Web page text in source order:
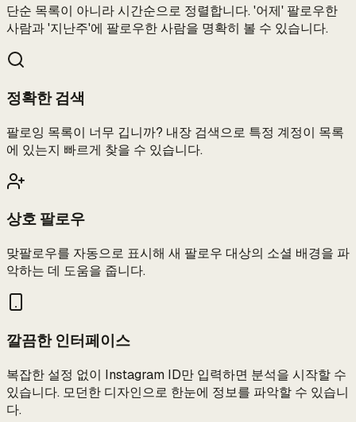
단순 목록이 아니라 시간순으로 정렬합니다. '어제' 팔로우한
사람과 '지난주'에 팔로우한 사람을 명확히 볼 수 있습니다.
정확한 검색
팔로잉 목록이 너무 깁니까? 내장 검색으로 특정 계정이 목록
에 있는지 빠르게 찾을 수 있습니다.
상호 팔로우
맞팔로우를 자동으로 표시해 새 팔로우 대상의 소셜 배경을 파
악하는 데 도움을 줍니다.
깔끔한 인터페이스
복잡한 설정 없이 Instagram ID만 입력하면 분석을 시작할 수
있습니다. 모던한 디자인으로 한눈에 정보를 파악할 수 있습니
다.